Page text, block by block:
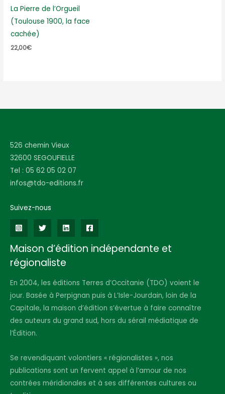
La Pierre de l’Orgueil
(Toulouse 1900, la face
cachée)
22,00€
526 chemin Vieux
32600 SEGOUFIELLE
Tel : 05 62 05 02 07
infos@tdo-editions.fr
Suivez-nous
Maison d’édition indépendante et
régionaliste
En 2004, les éditions Terres d’Occitanie (TDO) voient le
jour. Basée à Perpignan puis à L’Isle-Jourdain, loin de la
Capitale, la maison d’édition s’évertue à faire connaître
des auteurs du grand sud, hors du sérail médiatique de
l’Édition.
Se revendiquant volontiers « régionalistes », nos
publications sont un fervent appel à l’amour de nos
contrées méridionales et à ses différentes cultures ou